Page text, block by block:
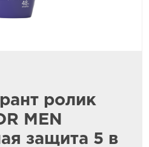
ролик
MEN
защита 5 в